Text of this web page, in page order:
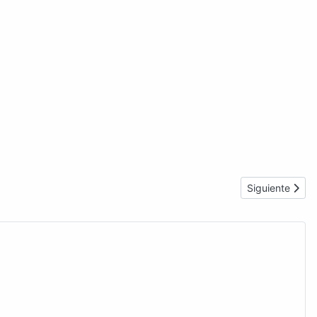
Artículo
Siguiente